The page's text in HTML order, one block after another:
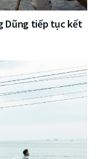
Dũng tiếp tục kết